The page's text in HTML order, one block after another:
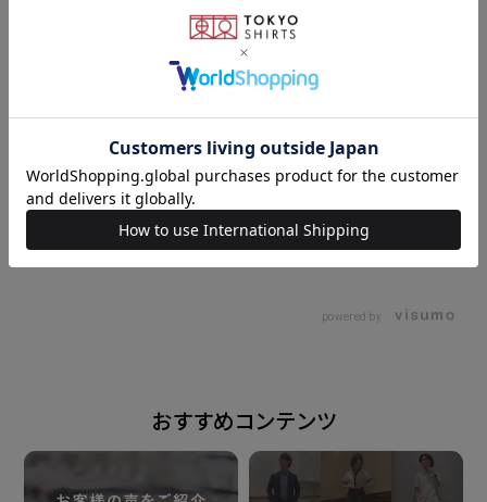
フェミニンコーデにオススメです。
● マシンウォッシャブル
素材
綿60% アクリル30% ポリエステル10%
※過度な摩擦は毛玉やほつれの 原因となります。着
用・洗濯時には 表面がざらついたものとの引掛け にご
L
162cm L
158cm
powered by
おすすめコンテンツ